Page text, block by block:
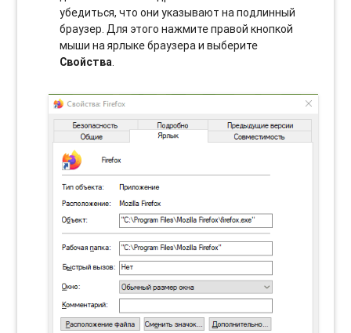
убедиться, что они указывают на подлинный
браузер. Для этого нажмите правой кнопкой
мыши на ярлыке браузера и выберите
Свойства.